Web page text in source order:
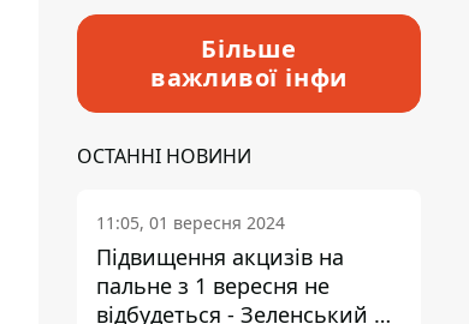
Більше
важливої інфи
ОСТАННІ НОВИНИ
11:05, 01 вересня 2024
Підвищення акцизів на
пальне з 1 вересня не
відбудеться - Зеленський не